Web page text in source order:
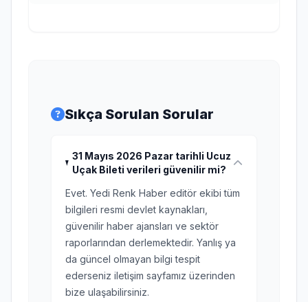
Sıkça Sorulan Sorular
31 Mayıs 2026 Pazar tarihli Ucuz
Uçak Bileti verileri güvenilir mi?
Evet. Yedi Renk Haber editör ekibi tüm
bilgileri resmi devlet kaynakları,
güvenilir haber ajansları ve sektör
raporlarından derlemektedir. Yanlış ya
da güncel olmayan bilgi tespit
ederseniz iletişim sayfamız üzerinden
bize ulaşabilirsiniz.